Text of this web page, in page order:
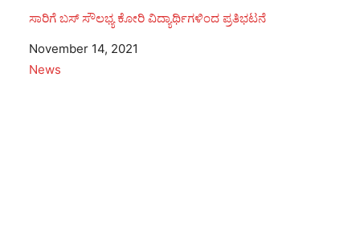
ಸಾರಿಗೆ ಬಸ್ ಸೌಲಭ್ಯ ಕೋರಿ ವಿದ್ಯಾರ್ಥಿಗಳಿಂದ ಪ್ರತಿಭಟನೆ
Date
November 14, 2021
In relation to
News